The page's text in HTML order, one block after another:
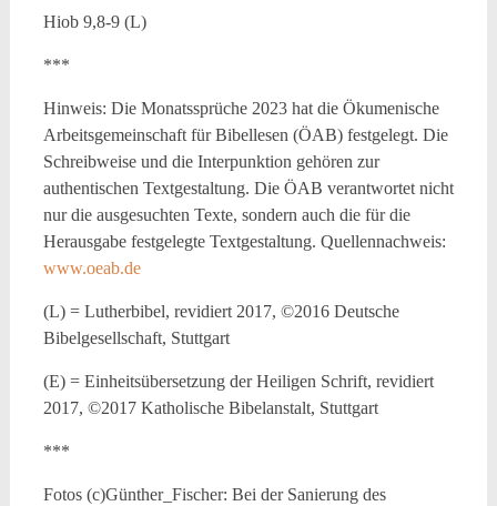
Hiob 9,8-9 (L)
***
Hinweis: Die Monatssprüche 2023 hat die Ökumenische
Arbeitsgemeinschaft für Bibellesen (ÖAB) festgelegt. Die
Schreibweise und die Interpunktion gehören zur
authentischen Textgestaltung. Die ÖAB verantwortet nicht
nur die ausgesuchten Texte, sondern auch die für die
Herausgabe festgelegte Textgestaltung. Quellennachweis:
www.oeab.de
(L) = Lutherbibel, revidiert 2017, ©2016 Deutsche
Bibelgesellschaft, Stuttgart
(E) = Einheitsübersetzung der Heiligen Schrift, revidiert
2017, ©2017 Katholische Bibelanstalt, Stuttgart
***
Fotos (c)Günther_Fischer: Bei der Sanierung des